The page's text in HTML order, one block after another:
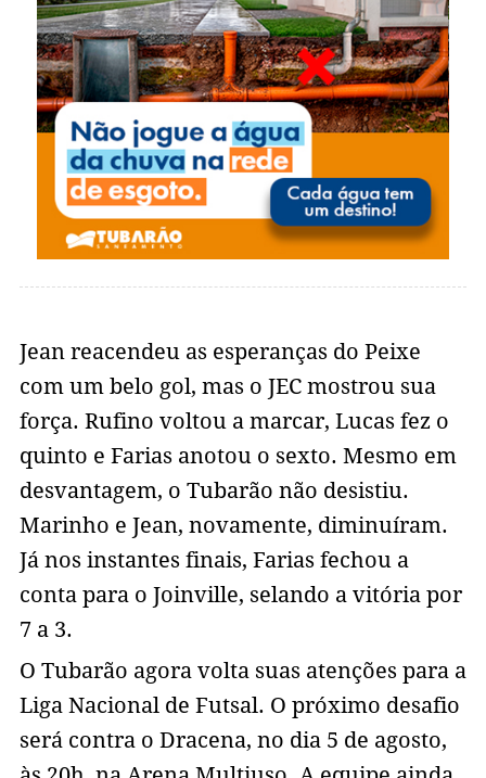
Jean reacendeu as esperanças do Peixe
com um belo gol, mas o JEC mostrou sua
força. Rufino voltou a marcar, Lucas fez o
quinto e Farias anotou o sexto. Mesmo em
desvantagem, o Tubarão não desistiu.
Marinho e Jean, novamente, diminuíram.
Já nos instantes finais, Farias fechou a
conta para o Joinville, selando a vitória por
7 a 3.
O Tubarão agora volta suas atenções para a
Liga Nacional de Futsal. O próximo desafio
será contra o Dracena, no dia 5 de agosto,